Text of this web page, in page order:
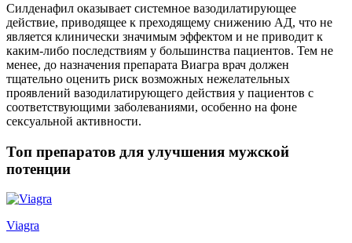
Силденафил оказывает системное вазодилатирующее
действие, приводящее к преходящему снижению АД, что не
является клинически значимым эффектом и не приводит к
каким-либо последствиям у большинства пациентов. Тем не
менее, до назначения препарата Виагра врач должен
тщательно оценить риск возможных нежелательных
проявлений вазодилатирующего действия у пациентов с
соответствующими заболеваниями, особенно на фоне
сексуальной активности.
Топ препаратов для улучшения мужской
потенции
Viagra